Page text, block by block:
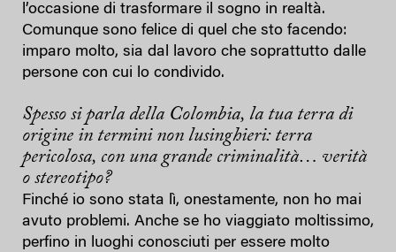
l’occasione di trasformare il sogno in realtà.
Comunque sono felice di quel che sto facendo:
imparo molto, sia dal lavoro che soprattutto dalle
persone con cui lo condivido.
Spesso si parla della Colombia, la tua terra di
origine in termini non lusinghieri: terra
pericolosa, con una grande criminalità… verità
o stereotipo?
Finché io sono stata lì, onestamente, non ho mai
avuto problemi. Anche se ho viaggiato moltissimo,
perfino in luoghi conosciuti per essere molto